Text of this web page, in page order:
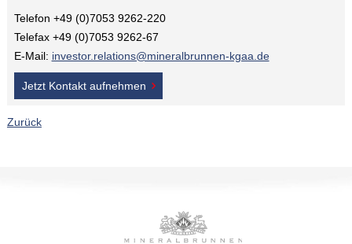
Telefon +49 (0)7053 9262-220
Telefax +49 (0)7053 9262-67
E-Mail: investor.relations@mineralbrunnen-kgaa.de
Jetzt Kontakt aufnehmen
Zurück